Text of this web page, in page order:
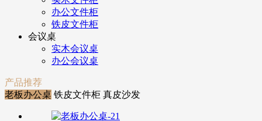
办公文件柜
铁皮文件柜
会议桌
实木会议桌
办公会议桌
产品推荐
老板办公桌 铁皮文件柜 真皮沙发